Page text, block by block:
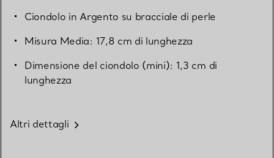
Ciondolo in Argento su bracciale di perle
Misura Media: 17,8 cm di lunghezza
Dimensione del ciondolo (mini): 1,3 cm di
lunghezza
Altri dettagli